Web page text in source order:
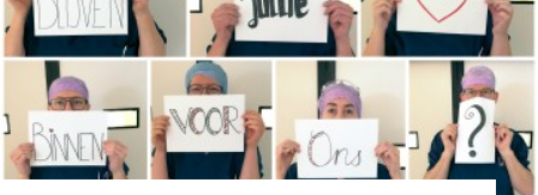
Influencer marketing
Interne communicatie
Martech
Media
Merkstrategie